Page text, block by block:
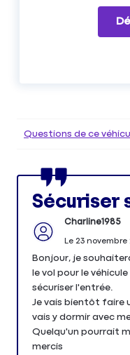
Questions de ce
Sécuriser
Charline1985
Le 23 novembre
Bonjour, je
le vol pour le
sécuriser l'entrée.
Je vais bientôt faire
vais y dormir avec
Quelqu'un pourrait
mercis